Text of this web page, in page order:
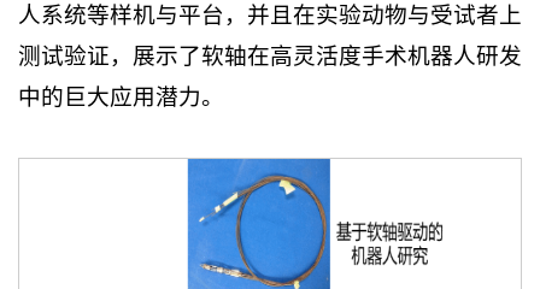
人系统等样机与平台，并且在实验动物与受试者上
测试验证，展示了软轴在高灵活度手术机器人研发
中的巨大应用潜力。